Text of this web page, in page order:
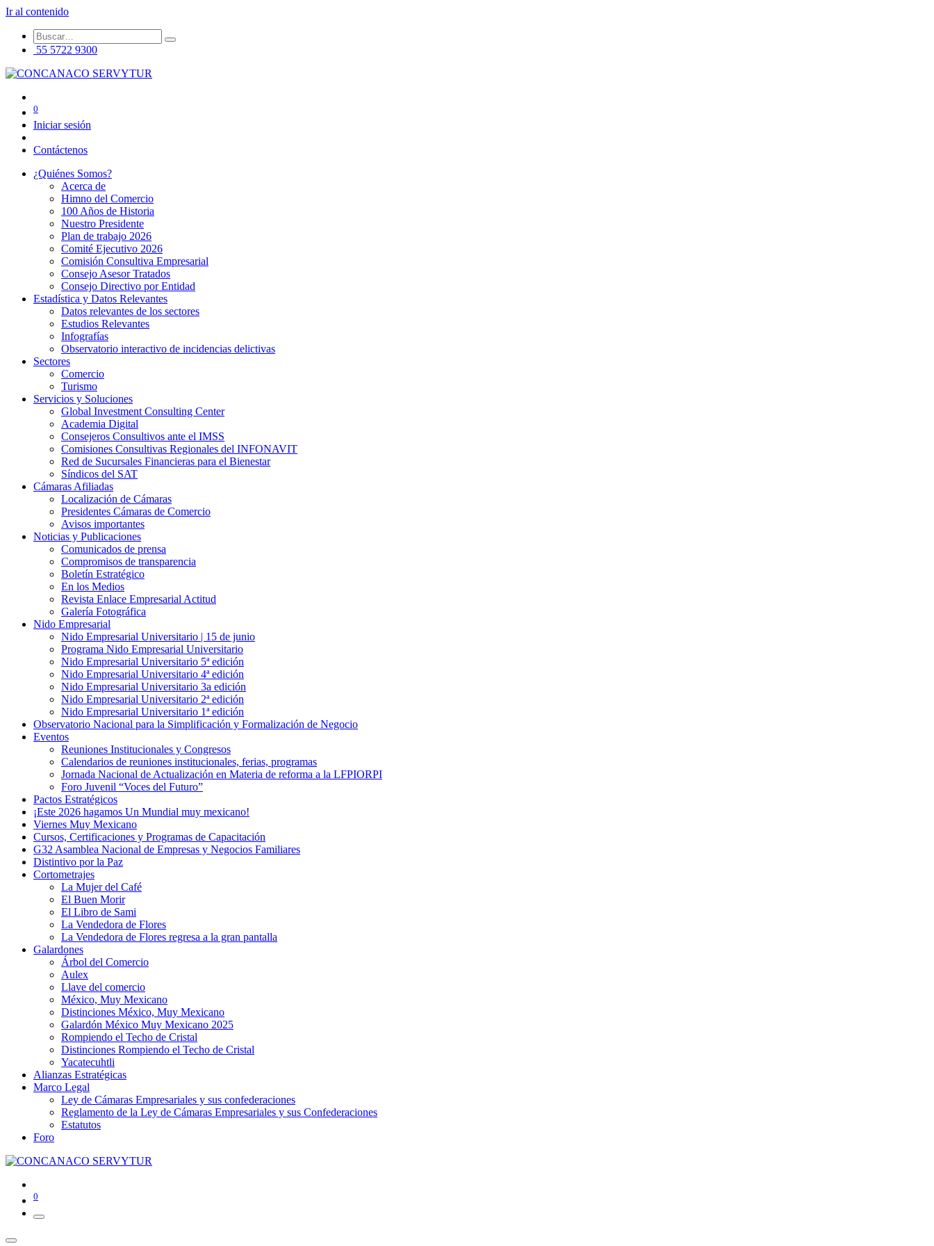
Ir al contenido
55 5722 9300
0
Iniciar sesión
Contáctenos
¿Quiénes Somos?
Acerca de
Himno del Comercio
100 Años de Historia
Nuestro Presidente
Plan de trabajo 2026
Comité Ejecutivo 2026
Comisión Consultiva Empresarial
Consejo Asesor Tratados
Consejo Directivo por Entidad
Estadística y Datos Relevantes
Datos relevantes de los sectores
Estudios Relevantes
Infografías
Observatorio interactivo de incidencias delictivas
Sectores
Comercio
Turismo
Servicios y Soluciones
Global Investment Consulting Center
Academia Digital
Consejeros Consultivos ante el IMSS
Comisiones Consultivas Regionales del INFONAVIT
Red de Sucursales Financieras para el Bienestar
Síndicos del SAT
Cámaras Afiliadas
Localización de Cámaras
Presidentes Cámaras de Comercio
Avisos importantes
Noticias y Publicaciones
Comunicados de prensa
Compromisos de transparencia
Boletín Estratégico
En los Medios
Revista Enlace Empresarial Actitud
Galería Fotográfica
Nido Empresarial
Nido Empresarial Universitario | 15 de junio
Programa Nido Empresarial Universitario
Nido Empresarial Universitario 5ª edición
Nido Empresarial Universitario 4ª edición
Nido Empresarial Universitario 3a edición
Nido Empresarial Universitario 2ª edición
Nido Empresarial Universitario 1ª edición
Observatorio Nacional para la Simplificación y Formalización de Negocio
Eventos
Reuniones Institucionales y Congresos
Calendarios de reuniones institucionales, ferias, programas
Jornada Nacional de Actualización en Materia de reforma a la LFPIORPI
Foro Juvenil “Voces del Futuro”
Pactos Estratégicos
¡Este 2026 hagamos Un Mundial muy mexicano!
Viernes Muy Mexicano
Cursos, Certificaciones y Programas de Capacitación
G32 Asamblea Nacional de Empresas y Negocios Familiares
Distintivo por la Paz
Cortometrajes
La Mujer del Café
El Buen Morir
El Libro de Sami
La Vendedora de Flores
La Vendedora de Flores regresa a la gran pantalla
Galardones
Árbol del Comercio
Aulex
Llave del comercio
México, Muy Mexicano
Distinciones México, Muy Mexicano
Galardón México Muy Mexicano 2025
Rompiendo el Techo de Cristal
Distinciones Rompiendo el Techo de Cristal
Yacatecuhtli
Alianzas Estratégicas
Marco Legal
Ley de Cámaras Empresariales y sus confederaciones
Reglamento de la Ley de Cámaras Empresariales y sus Confederaciones
Estatutos
Foro
0